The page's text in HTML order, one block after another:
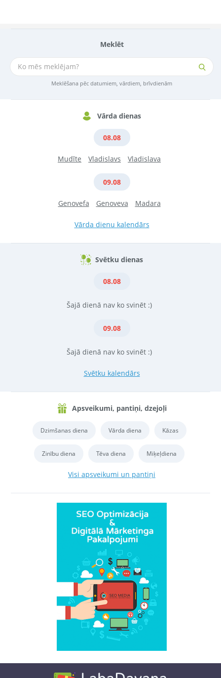
Meklēt
Meklēšana pēc datumiem, vārdiem, brīvdienām
Vārda dienas
08.08
Mudīte Vladislavs Vladislava
09.08
Genovefa Genoveva Madara
Vārda dienu kalendārs
Svētku dienas
08.08
Šajā dienā nav ko svinēt :)
09.08
Šajā dienā nav ko svinēt :)
Svētku kalendārs
Apsveikumi, pantiņi, dzejoļi
Dzimšanas diena Vārda diena Kāzas
Zinību diena Tēva diena Miķeļdiena
Visi apsveikumi un pantiņi